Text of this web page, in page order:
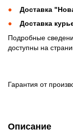
Описание
Доставка
Доставка
Подробные
доступны на
Гарантия от